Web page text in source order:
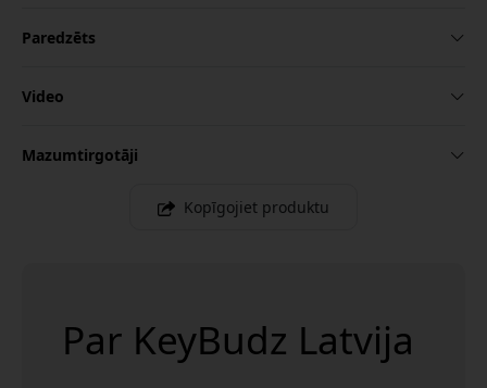
Paredzēts
Video
Mazumtirgotāji
Kopīgojiet produktu
Par KeyBudz Latvija